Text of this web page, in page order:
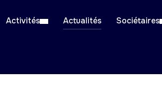
Activités Actualités Sociétaires